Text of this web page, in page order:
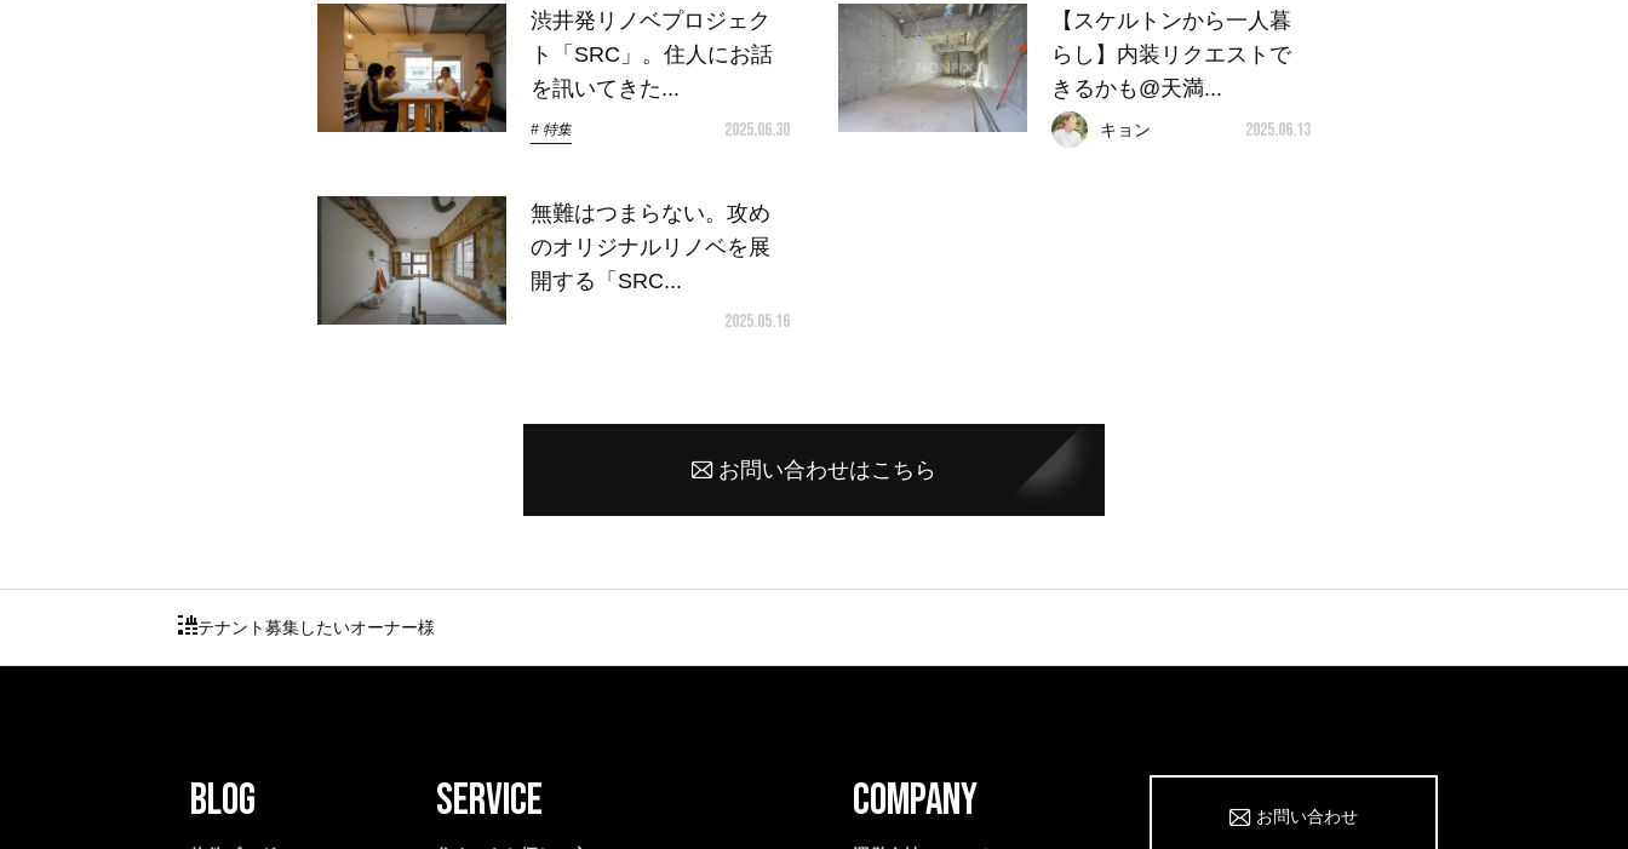
渋井発リノベプロジェク
ト「SRC」。住人にお話
を訊いてきた...
特集 2025.06.30
【スケルトンから一人暮
らし】内装リクエストで
きるかも@天満...
キョン 2025.06.13
無難はつまらない。攻め
のオリジナルリノベを展
開する「SRC...
2025.05.16
お問い合わせはこちら
テナント募集したいオーナー様
お問い合わせ